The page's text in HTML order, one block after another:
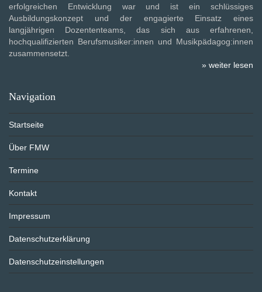
erfolgreichen Entwicklung war und ist ein schlüssiges
Ausbildungskonzept und der engagierte Einsatz eines
langjährigen Dozententeams, das sich aus erfahrenen,
hochqualifizierten Berufsmusiker:innen und Musikpädagog:innen
zusammensetzt.
» weiter lesen
Navigation
Startseite
Über FMW
Termine
Kontakt
Impressum
Datenschutzerklärung
Datenschutzeinstellungen